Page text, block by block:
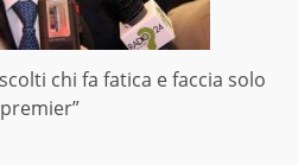
chi fa fatica e faccia solo